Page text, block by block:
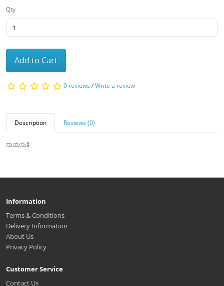
Qty
Add to Cart
0 reviews/Write a review
Description Reviews (0)
ಸಾಯಿಸುತೆ
Information
Terms & Conditions
Delivery Information
About Us
Privacy Policy
Customer Service
Contact Us